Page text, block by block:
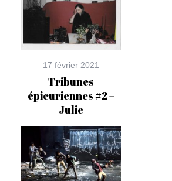
17 février 2021
Tribunes
épicuriennes #2 –
Julie